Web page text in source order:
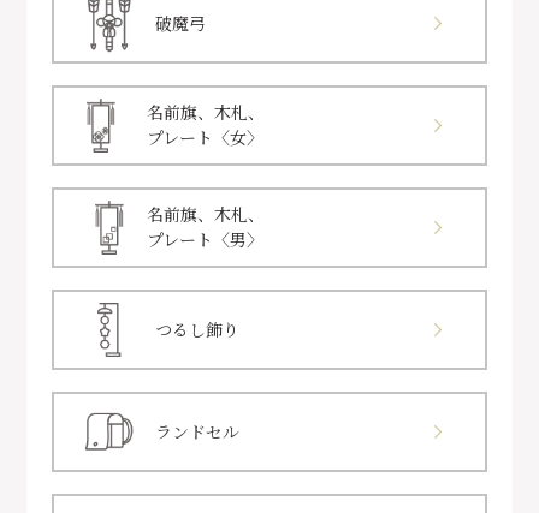
破魔弓
名前旗、木札、
プレート〈女〉
名前旗、木札、
プレート〈男〉
つるし飾り
ランドセル